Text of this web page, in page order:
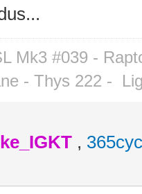
Mk3 #039 -
- Thys 222 -
,